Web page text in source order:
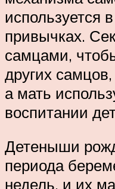
используется
привычках.
самцами,
других
а мать
воспитании
Детеныши
периода
недель, и их